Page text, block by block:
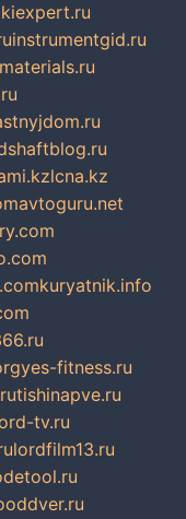
instrumentgid.ru
lcna.kz
avtoguru.net
kuryatnik.info
yes-fitness.ru
tishinapve.ru
tv.ru
lordfilm13.ru